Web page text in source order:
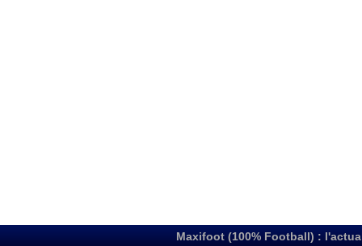
Maxifoot (100% Football) :